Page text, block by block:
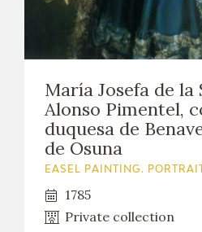
María Josefa de la
Alonso Pimentel,
duquesa de
de Osuna
EASEL PAINTING.
1785
Private collection